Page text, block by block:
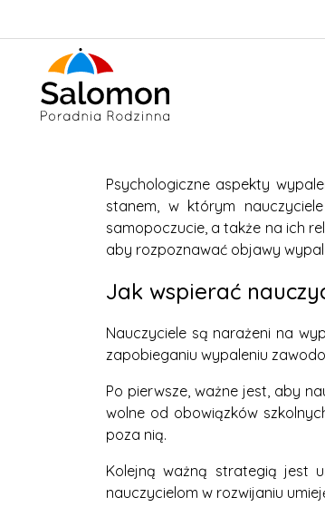
Psychologiczne aspekty
stanem, w którym
samopoczucie, a także na ich
aby rozpoznawać objawy
Jak wspierać
Nauczyciele są narażeni na
zapobieganiu wypaleniu
Po pierwsze, ważne jest, aby
wolne od obowiązków
poza nią.
Kolejną ważną strategią jest
nauczycielom w rozwijaniu